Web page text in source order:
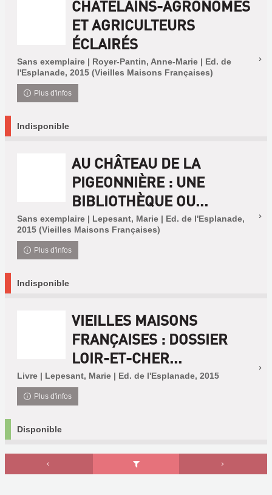
CHÂTELAINS-AGRONOMES
ET AGRICULTEURS
ÉCLAIRÉS
Sans exemplaire | Royer-Pantin, Anne-Marie | Ed. de
l'Esplanade, 2015 (Vieilles Maisons Françaises)
Plus d'infos
Indisponible
AU CHÂTEAU DE LA
PIGEONNIÈRE : UNE
BIBLIOTHÈQUE OU...
Sans exemplaire | Lepesant, Marie | Ed. de l'Esplanade,
2015 (Vieilles Maisons Françaises)
Plus d'infos
Indisponible
VIEILLES MAISONS
FRANÇAISES : DOSSIER
LOIR-ET-CHER...
Livre | Lepesant, Marie | Ed. de l'Esplanade, 2015
Plus d'infos
Disponible